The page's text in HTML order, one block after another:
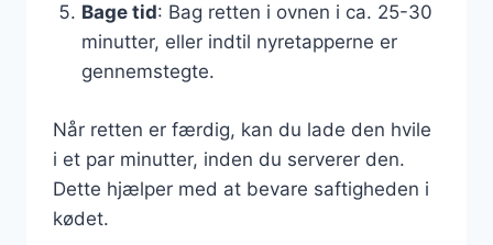
Bage tid: Bag retten i ovnen i ca. 25-30
minutter, eller indtil nyretapperne er
gennemstegte.
Når retten er færdig, kan du lade den hvile
i et par minutter, inden du serverer den.
Dette hjælper med at bevare saftigheden i
kødet.